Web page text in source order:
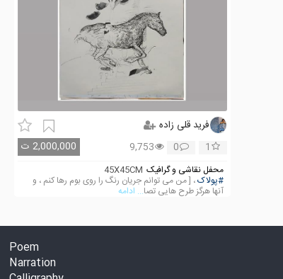
فرید قلی زاده
2,000,000 ت 1
0
9,753
محفل نقاشی و گرافیک 45X45CM
#پولاک، [ من می توانم جریان رنگ را روی بوم رها کنم ، و
آنها هرگز طرح هایی تصا... ادامه
Poem
Narration